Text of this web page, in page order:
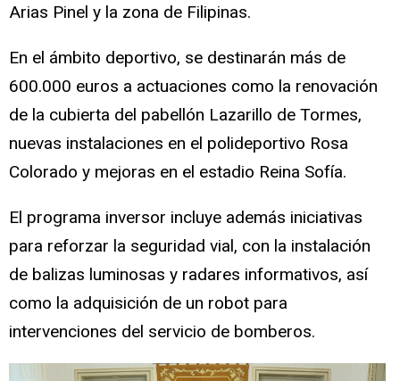
Arias Pinel y la zona de Filipinas.
En el ámbito deportivo, se destinarán más de
600.000 euros a actuaciones como la renovación
de la cubierta del pabellón Lazarillo de Tormes,
nuevas instalaciones en el polideportivo Rosa
Colorado y mejoras en el estadio Reina Sofía.
El programa inversor incluye además iniciativas
para reforzar la seguridad vial, con la instalación
de balizas luminosas y radares informativos, así
como la adquisición de un robot para
intervenciones del servicio de bomberos.